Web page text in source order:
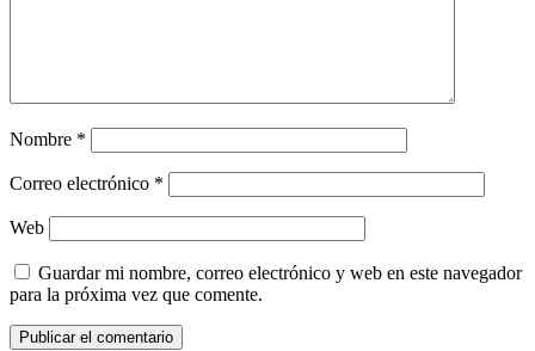
Nombre *
Correo electrónico *
Web
Guardar mi nombre, correo electrónico y web en este navegador
para la próxima vez que comente.